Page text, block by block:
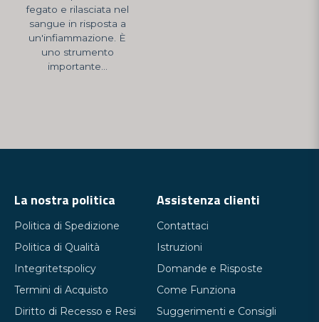
fegato e rilasciata nel
sangue in risposta a
un'infiammazione. È
uno strumento
importante...
La nostra politica
Politica di Spedizione
Politica di Qualità
Integritetspolicy
Termini di Acquisto
Diritto di Recesso e Resi
Assistenza clienti
Contattaci
Istruzioni
Domande e Risposte
Come Funziona
Suggerimenti e Consigli